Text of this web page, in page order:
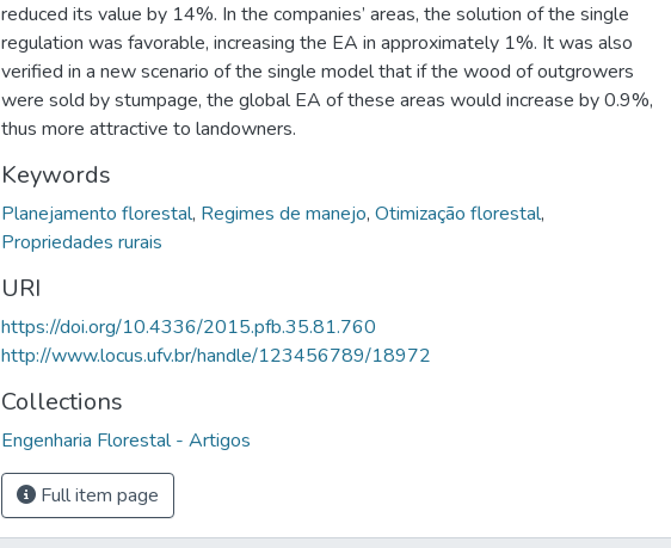
reduced its value by 14%. In the companies’ areas, the solution of the single
regulation was favorable, increasing the EA in approximately 1%. It was also
verified in a new scenario of the single model that if the wood of outgrowers
were sold by stumpage, the global EA of these areas would increase by 0.9%,
thus more attractive to landowners.
Keywords
Planejamento florestal, Regimes de manejo, Otimização florestal,
Propriedades rurais
URI
https://doi.org/10.4336/2015.pfb.35.81.760
http://www.locus.ufv.br/handle/123456789/18972
Collections
Engenharia Florestal - Artigos
Full item page